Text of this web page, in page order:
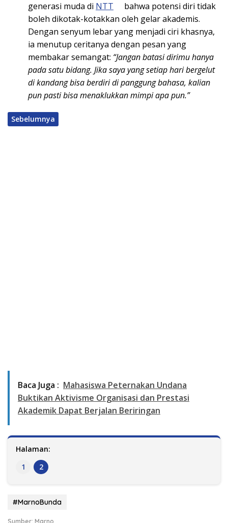
generasi muda di NTT
bahwa potensi diri tidak
boleh dikotak-kotakkan oleh gelar akademis.
Dengan senyum lebar yang menjadi ciri khasnya,
ia menutup ceritanya dengan pesan yang
membakar semangat: “Jangan batasi dirimu hanya
pada satu bidang. Jika saya yang setiap hari bergelut
di kandang bisa berdiri di panggung bahasa, kalian
pun pasti bisa menaklukkan mimpi apa pun.”
Sebelumnya
Baca Juga : Mahasiswa Peternakan Undana
Buktikan Aktivisme Organisasi dan Prestasi
Akademik Dapat Berjalan Beriringan
Halaman:
1
2
#MarnoBunda
Sumber: Marno